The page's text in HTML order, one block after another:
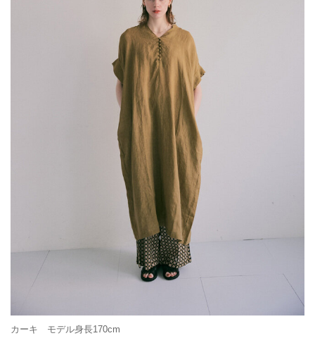
カーキ モデル身長170cm